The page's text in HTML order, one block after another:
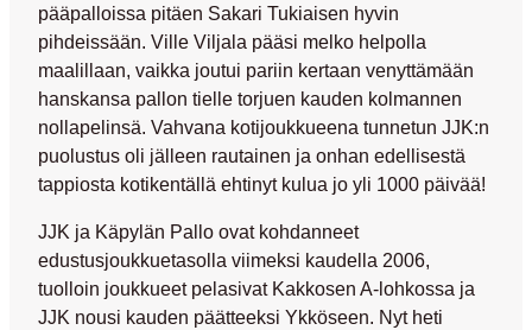
pääpalloissa pitäen Sakari Tukiaisen hyvin
pihdeissään. Ville Viljala pääsi melko helpolla
maalillaan, vaikka joutui pariin kertaan venyttämään
hanskansa pallon tielle torjuen kauden kolmannen
nollapelinsä. Vahvana kotijoukkueena tunnetun JJK:n
puolustus oli jälleen rautainen ja onhan edellisestä
tappiosta kotikentällä ehtinyt kulua jo yli 1000 päivää!
JJK ja Käpylän Pallo ovat kohdanneet
edustusjoukkuetasolla viimeksi kaudella 2006,
tuolloin joukkueet pelasivat Kakkosen A-lohkossa ja
JJK nousi kauden päätteeksi Ykköseen. Nyt heti